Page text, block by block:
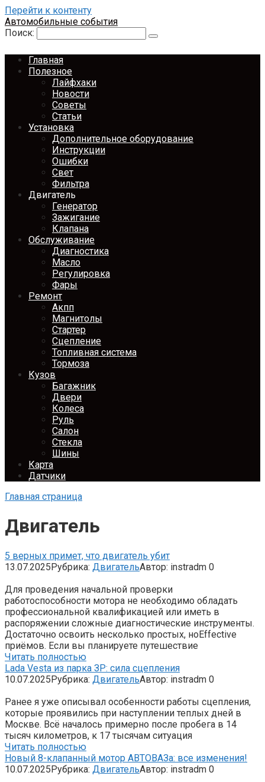
Перейти к контенту
Автомобильные события
Поиск:
Главная
Полезное
Лайфхаки
Новости
Советы
Статьи
Установка
Дополнительное оборудование
Инструкции
Ошибки
Свет
Фильтра
Двигатель
Генератор
Зажигание
Клапана
Обслуживание
Диагностика
Масло
Регулировка
Фары
Ремонт
Акпп
Магнитолы
Стартер
Сцепление
Топливная система
Тормоза
Кузов
Багажник
Двери
Колеса
Руль
Салон
Стекла
Шины
Карта
Датчики
Главная страница
Двигатель
5 верных примет, что двигатель убит
13.07.2025Рубрика: ДвигательАвтор: instradm 0
Для проведения начальной проверки
работоспособности мотора не необходимо обладать
профессиональной квалификацией или иметь в
распоряжении сложные диагностические инструменты.
Достаточно освоить несколько простых, ноEffective
приёмов. Если вы планируете путешествие
Читать полностью
Lada Vesta из парка ЗР: сила сцепления
10.07.2025Рубрика: ДвигательАвтор: instradm 0
Ранее я уже описывал особенности работы сцепления,
которые проявились при наступлении теплых дней в
Москве. Всё началось примерно после пробега в 14
тысяч километров, к 17 тысячам ситуация
Читать полностью
Новый 8-клапанный мотор АВТОВАЗа: все изменения!
10.07.2025Рубрика: ДвигательАвтор: instradm 0